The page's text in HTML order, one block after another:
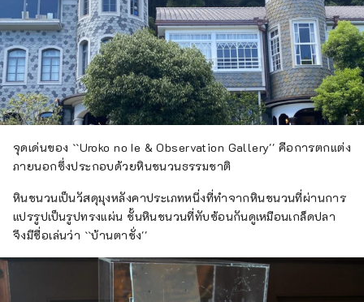
จุดเด่นของ ``Uroko no Ie & Observation Gallery'' คือการตกแต่ง
ภายนอกซึ่งประกอบด้วยหินชนวนธรรมชาติ
หินชนวนเป็นวัสดุมุงหลังคาประเภทหนึ่งที่ทำจากหินชนวนที่ผ่านการ
แปรรูปเป็นรูปทรงแผ่น ชั้นหินชนวนที่ทับซ้อนกันดูเหมือนเกล็ดปลา
จึงมีชื่อเล่นว่า ``บ้านตาชั่ง''